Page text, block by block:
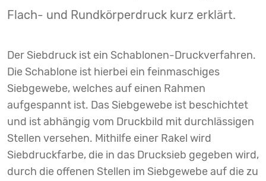
Flach- und Rundkörperdruck kurz erklärt.
Der Siebdruck ist ein Schablonen-Druckverfahren.
Die Schablone ist hierbei ein feinmaschiges
Siebgewebe, welches auf einen Rahmen
aufgespannt ist. Das Siebgewebe ist beschichtet
und ist abhängig vom Druckbild mit durchlässigen
Stellen versehen. Mithilfe einer Rakel wird
Siebdruckfarbe, die in das Drucksieb gegeben wird,
durch die offenen Stellen im Siebgewebe auf die zu